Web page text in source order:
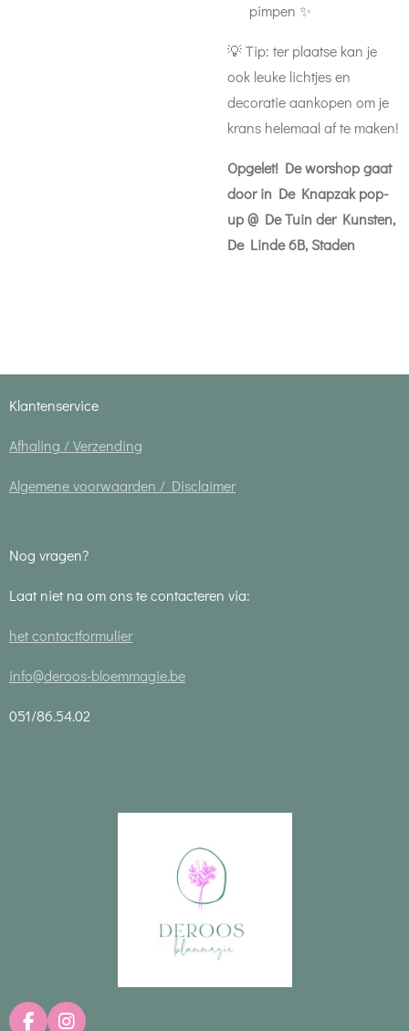
pimpen ✨
💡 Tip: ter plaatse kan je
ook leuke lichtjes en
decoratie aankopen om je
krans helemaal af te maken!
Opgelet! De worshop gaat
door in De Knapzak pop-
up @ De Tuin der Kunsten,
De Linde 6B, Staden
Klantenservice
Afhaling / Verzending
Algemene voorwaarden / Disclaimer
Nog vragen?
Laat niet na om ons te contacteren via:
het contactformulier
info@deroos-bloemmagie.be
051/86.54.02